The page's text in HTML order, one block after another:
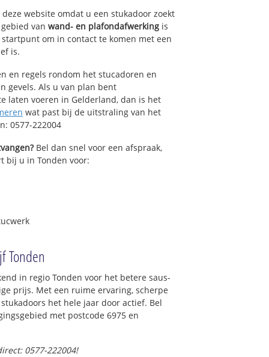
website omdat u een stukadoor zoekt
van wand- en plafondafwerking is
om in contact te komen met een
is.
en regels rondom het stucadoren en
gevels. Als u van plan bent
laten voeren in Gelderland, dan is het
wat past bij de uitstraling van het
0577-222004
Bel dan snel voor een afspraak,
bij u in Tonden voor:
Tonden
in regio Tonden voor het betere saus-
prijs. Met een ruime ervaring, scherpe
het hele jaar door actief. Bel
met postcode 6975 en
0577-222004!